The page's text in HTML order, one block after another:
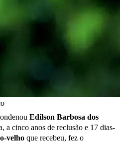
Edilson Barbosa dos
a cinco anos de reclusão e 17 dias-
velho que recebeu, fez o